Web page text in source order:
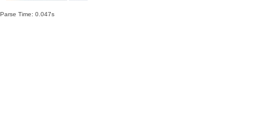
Parse Time: 0.047s